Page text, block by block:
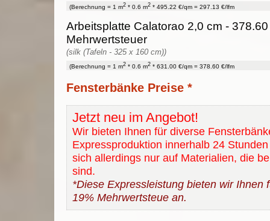
(Berechnung = 1 m2 * 0.6 m2 * 495.22 €/qm = 297.13 €/lfm
Arbeitsplatte Calatorao 2,0 cm -
Mehrwertsteuer
(silk (Tafeln - 325 x 160 cm))
(Berechnung = 1 m2 * 0.6 m2 * 631.00 €/qm = 378.60 €/lfm
Fensterbänke Preise *
Jetzt neu im Angebot!
Wir bieten Ihnen für diverse
Expressproduktion innerhalb 24
sich allerdings nur auf Materialien, die
sind.
*Diese Expressleistung bieten wir Ihnen
19% Mehrwertsteue an.